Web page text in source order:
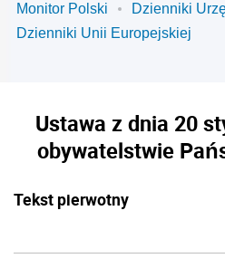
Monitor Polski
Dzienniki
Dzienniki Unii Europejskiej
Ustawa z dnia 20
obywatelstwie
Tekst pierwotny